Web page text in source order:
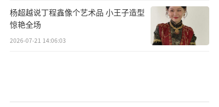
杨超越说丁程鑫像个艺术品 小王子造型
惊艳全场
2026-07-21 14:06:03